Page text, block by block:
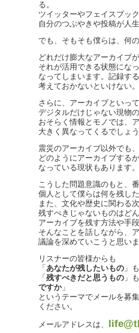
る。
ツイッターやフェイスブッ
自分のつぶやきや投稿が人
でも、そもそも僕らは、何
どれだけ膨大なアーカイブ
それが活用できる状態にな
なってしまいます。記録す
考えておかないといけない。
さらに、アーカイブといっ
デジタルだけじゃない現物
おそらく情報とモノでは、
大きく異なってくるでしょ
震災のアーカイブ以外でも
どのようにアーカイブする
なっている現状もあります。
こうした問題意識のもと、
個人として僕らは何を残し
また、文化や歴史に関わる
残すべきじゃないものはど
アーカイブを残す方法や手
そんなことを話しながら、
議論を深めていこうと思い
リスナーの皆様からも
「 あなたが残したいもの 」
「 残すべきだと思うもの 」
ですか」
というテーマでメールを募
ください。
メールアドレスは、